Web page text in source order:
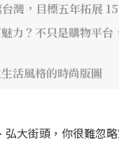
灣，目標五年拓展
力？不只是購物平台
活風格的時尚版圖
弘大街頭，你很難忽